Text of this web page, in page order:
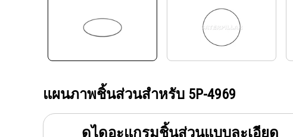
แผนภาพชิ้นส่วนสำหรับ 5P-4969
ดูไดอะแกรมชิ้นส่วนแบบละเอียด